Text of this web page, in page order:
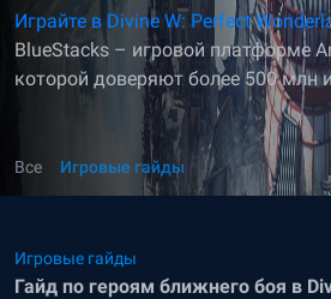
Играйте в Divine W: Perfect
BlueStacks – игровой платформе
которой доверяют более 500 млн
Все Игровые гайды
Игровые гайды
Гайд по героям ближнего боя в